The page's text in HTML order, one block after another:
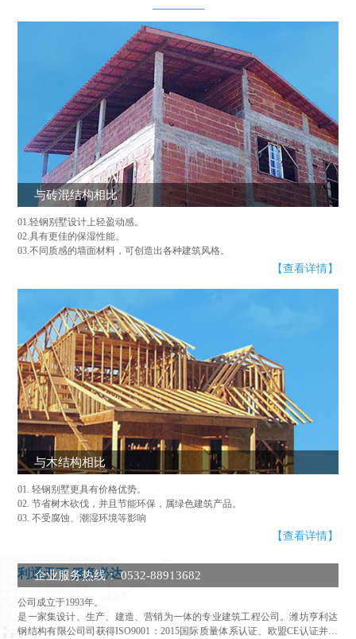
与砖混结构相比
01.轻钢别墅设计上轻盈动感。
02.具有更佳的保湿性能。
03.不同质感的墙面材料，可创造出各种建筑风格。
【查看详情】
与木结构相比
01. 轻钢别墅更具有价格优势。
02. 节省树木砍伐，并且节能环保，属绿色建筑产品。
03. 不受腐蚀、潮湿环境等影响
【查看详情】
利通天下 服务必达
企业服务热线： 0532-88913682
公司成立于1993年。
是一家集设计、生产、建造、营销为一体的专业建筑工程公司。潍坊亨利达
钢结构有限公司司获得ISO9001：2015国际质量体系认证、欧盟CE认证并通